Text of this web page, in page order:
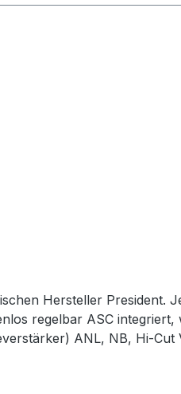
Hersteller President.
ANL, NB, Hi-